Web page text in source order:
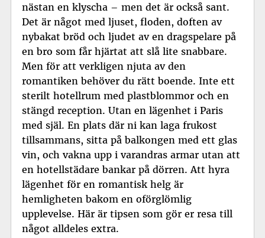
nästan en klyscha – men det är också sant.
Det är något med ljuset, floden, doften av
nybakat bröd och ljudet av en dragspelare på
en bro som får hjärtat att slå lite snabbare.
Men för att verkligen njuta av den
romantiken behöver du rätt boende. Inte ett
sterilt hotellrum med plastblommor och en
stängd reception. Utan en lägenhet i Paris
med själ. En plats där ni kan laga frukost
tillsammans, sitta på balkongen med ett glas
vin, och vakna upp i varandras armar utan att
en hotellstädare bankar på dörren. Att hyra
lägenhet för en romantisk helg är
hemligheten bakom en oförglömlig
upplevelse. Här är tipsen som gör er resa till
något alldeles extra.